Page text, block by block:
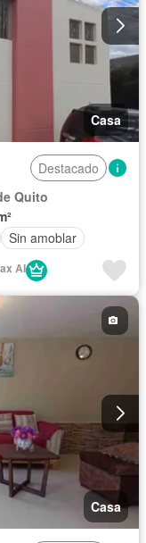
Casa
Destacado
Quito
Sin amoblar
AI
Casa